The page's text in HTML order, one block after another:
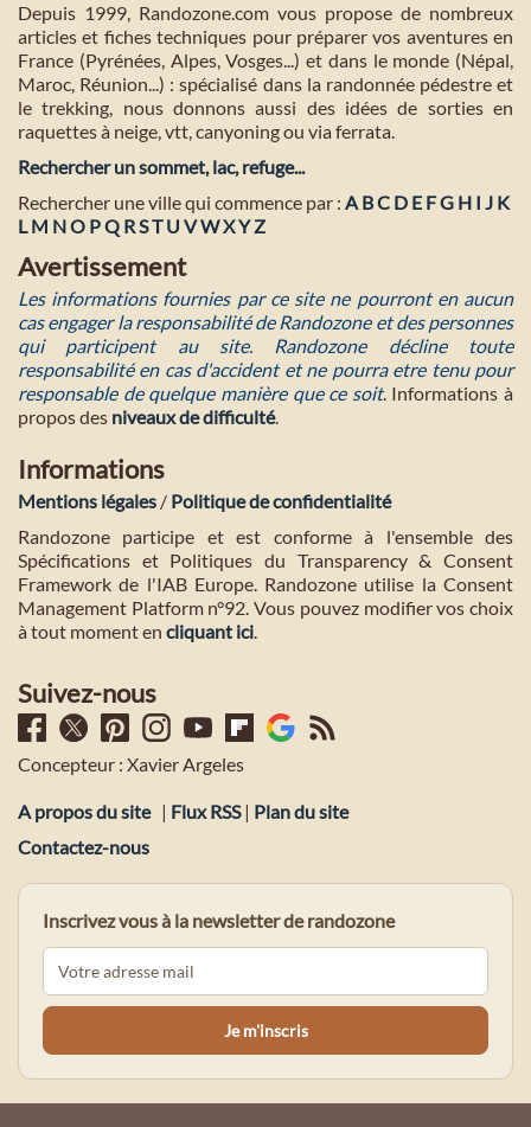
Depuis 1999, Randozone.com vous propose de nombreux
articles et fiches techniques pour préparer vos aventures en
France (Pyrénées, Alpes, Vosges...) et dans le monde (Népal,
Maroc, Réunion...) : spécialisé dans la randonnée pédestre et
le trekking, nous donnons aussi des idées de sorties en
raquettes à neige, vtt, canyoning ou via ferrata.
Rechercher un sommet, lac, refuge...
Rechercher une ville qui commence par : A BC D E FG H I J K
L M NO PQ RST U VWXYZ
Avertissement
Les informations fournies par ce site ne pourront en aucun
cas engager la responsabilité de Randozone et des personnes
qui participent au site. Randozone décline toute
responsabilité en cas d'accident et ne pourra etre tenu pour
responsable de quelque manière que ce soit. Informations à
propos des niveaux de difficulté.
Informations
Mentions légales / Politique de confidentialité
Randozone participe et est conforme à l'ensemble des
Spécifications et Politiques du Transparency & Consent
Framework de l'IAB Europe. Randozone utilise la Consent
Management Platform n°92. Vous pouvez modifier vos choix
à tout moment en cliquant ici.
Suivez-nous
Concepteur : Xavier Argeles
A propos du site | Flux RSS| Plan du site
Contactez-nous
Inscrivez vous à la newsletter de randozone